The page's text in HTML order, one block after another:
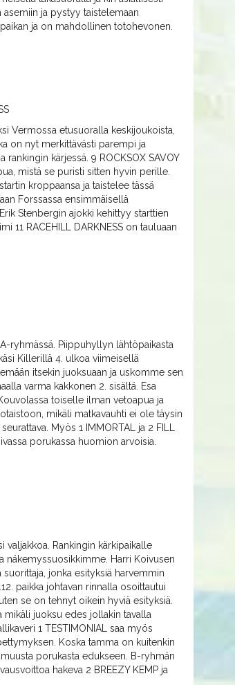
asemiin ja pystyy taistelemaan
ja on mahdollinen totohevonen.
Vermossa etusuoralla keskijoukoista,
on nyt merkittävästi parempi ja
kärjessä. 9 ROCKSOX SAVOY
mistä se puristi sitten hyvin perille.
kroppaansa ja taistelee tässä
Forssassa ensimmäisellä
Stenbergin ajokki kehittyy starttien
11 RACEHILL DARKNESS on tauluaan
ryhmässä. Piippuhyllyn lähtöpaikasta
Killerillä 4. ulkoa viimeisellä
itsekin juoksuaan ja uskomme sen
varma kakkonen 2. sisältä. Esa
toiselle ilman vetoapua ja
mikäli matkavauhti ei ole täysin
Myös 1 IMMORTAL ja 2 FILL
porukassa huomion arvoisia.
Rankingin kärkipaikalle
näkemyssuosikkimme. Harri Koivusen
jonka esityksiä harvemmin
paikka johtavan rinnalla osoittautui
se on tehnyt oikein hyviä esityksiä.
mikäli juoksu edes jollakin tavalla
1 TESTIMONIAL saa myös
Koska tamma on kuitenkin
porukasta edukseen. B-ryhmän
hakeva 2 BREEZY KEMP ja